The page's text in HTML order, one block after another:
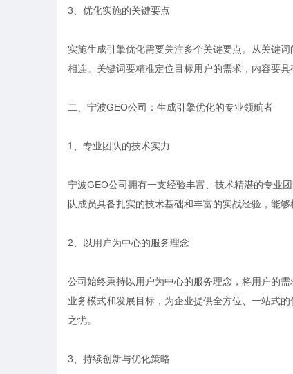
3、优化实施的关键要点
实施生成引擎优化需要关注多个关键要点。从关键
相连。关键词要精准定位目标用户的需求，内容要
二、宁波GEO公司：生成引擎优化的专业领航者
1、专业团队的技术实力
宁波GEO公司拥有一支经验丰富、技术精湛的专业
队成员具备扎实的技术基础和丰富的实战经验，能
2、以用户为中心的服务理念
公司始终秉持以用户为中心的服务理念，将用户的
业务模式和发展目标，为企业提供全方位、一站式
之忧。
3、持续创新与优化策略